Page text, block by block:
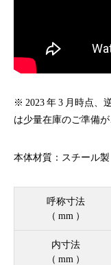
※ 2023 年 3 月時点、
は少量在庫のご準備が
本体材質：スチール製
呼称寸法
（ mm ）
内寸法
（ mm ）